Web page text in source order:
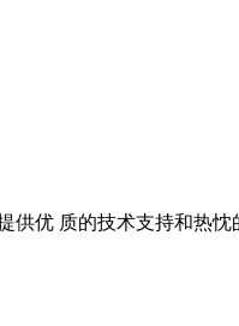
供优 质的技术支持和热忱